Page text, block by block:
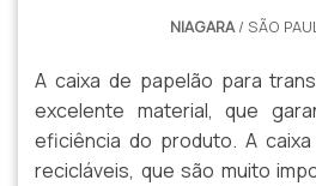
NIAGARA/ SÃO
A caixa de papelão para
excelente material, que
eficiência do produto. A
recicláveis, que são muito